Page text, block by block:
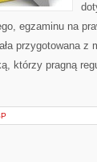
egzaminu na
przygotowana
którzy pragną